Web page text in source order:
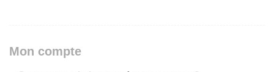
Mon compte